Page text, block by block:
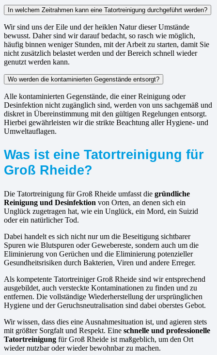
In welchem Zeitrahmen kann eine Tatortreinigung durchgeführt werden?
Wir sind uns der Eile und der heiklen Natur dieser Umstände
bewusst. Daher sind wir darauf bedacht, so rasch wie möglich,
häufig binnen weniger Stunden, mit der Arbeit zu starten, damit Sie
nicht zusätzlich belastet werden und der Bereich schnell wieder
genutzt werden kann.
Wo werden die kontaminierten Gegenstände entsorgt?
Alle kontaminierten Gegenstände, die einer Reinigung oder
Desinfektion nicht zugänglich sind, werden von uns sachgemäß und
diskret in Übereinstimmung mit den gültigen Regelungen entsorgt.
Hierbei gewährleisten wir die strikte Beachtung aller Hygiene- und
Umweltauflagen.
Was ist eine Tatortreinigung für
Groß Rheide?
Die Tatortreinigung für Groß Rheide umfasst die gründliche
Reinigung und Desinfektion von Orten, an denen sich ein
Unglück zugetragen hat, wie ein Unglück, ein Mord, ein Suizid
oder ein natürlicher Tod.
Dabei handelt es sich nicht nur um die Beseitigung sichtbarer
Spuren wie Blutspuren oder Gewebereste, sondern auch um die
Eliminierung von Gerüchen und die Eliminierung potenzieller
Gesundheitsrisiken durch Bakterien, Viren und andere Erreger.
Als kompetente Tatortreiniger Groß Rheide sind wir entsprechend
ausgebildet, auch versteckte Kontaminationen zu finden und zu
entfernen. Die vollständige Wiederherstellung der ursprünglichen
Hygiene und der Geruchsneutralisation sind dabei oberstes Gebot.
Wir wissen, dass dies eine Ausnahmesituation ist, und agieren stets
mit größter Sorgfalt und Respekt. Eine schnelle und professionelle
Tatortreinigung für Groß Rheide ist maßgeblich, um den Ort
wieder nutzbar oder wieder bewohnbar zu machen.